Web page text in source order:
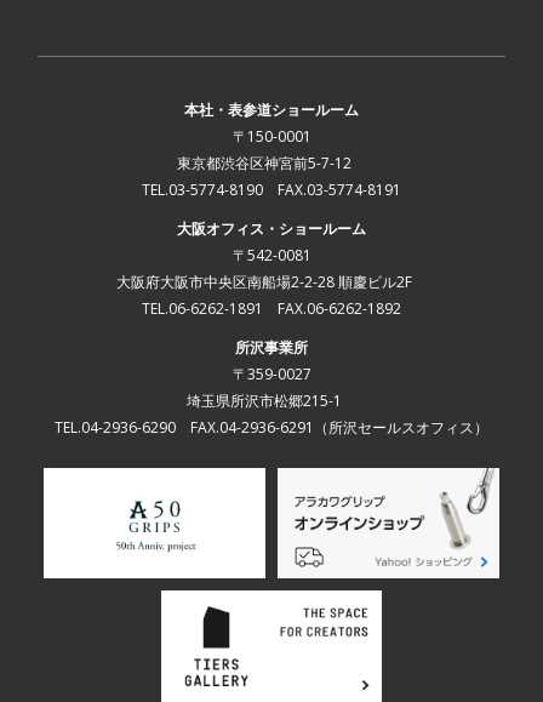
本社・表参道ショールーム
〒150-0001
東京都渋谷区神宮前5-7-12
TEL.03-5774-8190 FAX.03-5774-8191
大阪オフィス・ショールーム
〒542-0081
大阪府大阪市中央区南船場2-2-28 順慶ビル2F
TEL.06-6262-1891 FAX.06-6262-1892
所沢事業所
〒359-0027
埼玉県所沢市松郷215-1
TEL.04-2936-6290 FAX.04-2936-6291 （所沢セールスオフィス）